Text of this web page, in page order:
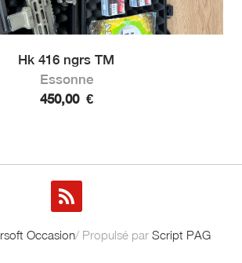
Hk 416 ngrs TM
Essonne
450,00 €
Occasion/ Propulsé par Script PAG